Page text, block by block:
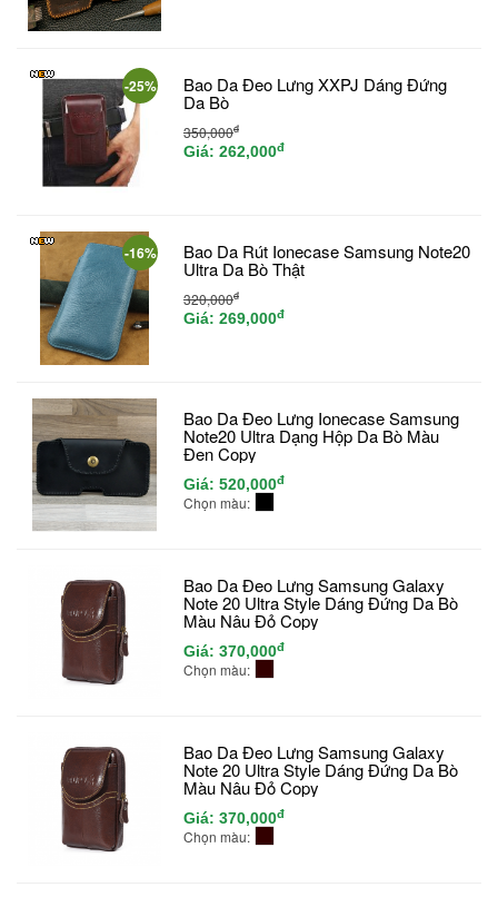
-25% Bao Da Đeo Lưng XXPJ Dáng Đứng
Da Bò
350,000đ
Giá: 262,000đ
-16% Bao Da Rút Ionecase Samsung Note20
Ultra Da Bò Thật
320,000đ
Giá: 269,000đ
Bao Da Đeo Lưng Ionecase Samsung
Note20 Ultra Dạng Hộp Da Bò Màu
Đen Copy
Giá: 520,000đ
Chọn màu:
Bao Da Đeo Lưng Samsung Galaxy
Note 20 Ultra Style Dáng Đứng Da Bò
Màu Nâu Đỏ Copy
Giá: 370,000đ
Chọn màu:
Bao Da Đeo Lưng Samsung Galaxy
Note 20 Ultra Style Dáng Đứng Da Bò
Màu Nâu Đỏ Copy
Giá: 370,000đ
Chọn màu: